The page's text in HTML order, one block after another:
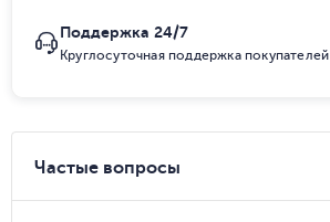
Поддержка 24/7
Круглосуточная поддержка покупателей
Частые вопросы